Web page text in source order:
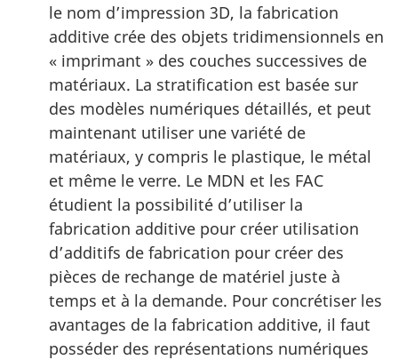
le nom d’impression 3D, la fabrication
additive crée des objets tridimensionnels en
« imprimant » des couches successives de
matériaux. La stratification est basée sur
des modèles numériques détaillés, et peut
maintenant utiliser une variété de
matériaux, y compris le plastique, le métal
et même le verre. Le MDN et les FAC
étudient la possibilité d’utiliser la
fabrication additive pour créer utilisation
d’additifs de fabrication pour créer des
pièces de rechange de matériel juste à
temps et à la demande. Pour concrétiser les
avantages de la fabrication additive, il faut
posséder des représentations numériques